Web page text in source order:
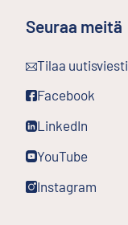
Seuraa meitä
Tilaa uutisviesti
Ulkoinen linkki
Facebook
Ulkoinen linkki
LinkedIn
Ulkoinen linkki
YouTube
Ulkoinen linkki
Instagram
Ulkoinen linkki